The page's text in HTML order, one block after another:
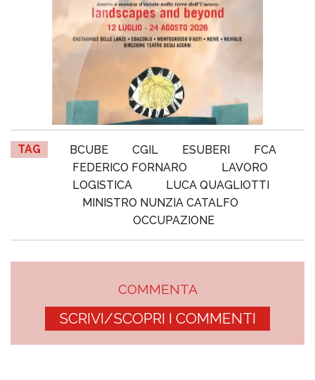
TAG BCUBE CGIL ESUBERI
FCA
FEDERICO FORNARO
LAVORO
LOGISTICA
LUCA QUAGLIOTTI
MINISTRO NUNZIA CATALFO
OCCUPAZIONE
COMMENTA
SCRIVI/SCOPRI I COMMENTI